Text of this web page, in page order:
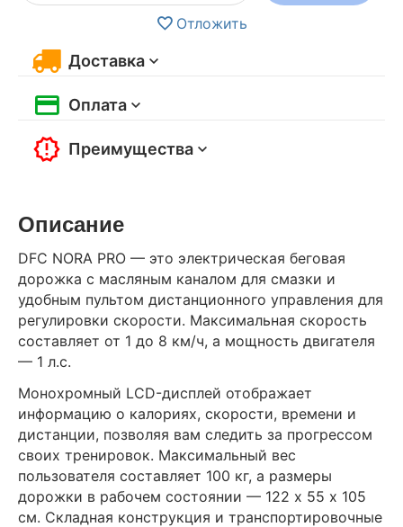
Отложить
Доставка
Оплата
Преимущества
Описание
DFC NORA PRO — это электрическая беговая
дорожка с масляным каналом для смазки и
удобным пультом дистанционного управления для
регулировки скорости. Максимальная скорость
составляет от 1 до 8 км/ч, а мощность двигателя
— 1 л.с.
Монохромный LCD-дисплей отображает
информацию о калориях, скорости, времени и
дистанции, позволяя вам следить за прогрессом
своих тренировок. Максимальный вес
пользователя составляет 100 кг, а размеры
дорожки в рабочем состоянии — 122 х 55 х 105
см. Складная конструкция и транспортировочные